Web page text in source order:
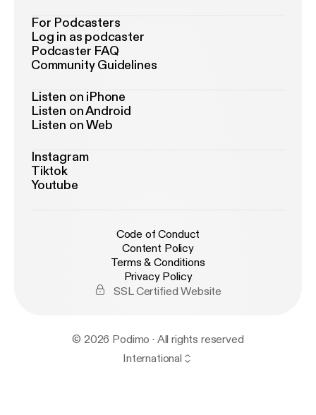
For Podcasters
Log in as podcaster
Podcaster FAQ
Community Guidelines
Listen on iPhone
Listen on Android
Listen on Web
Instagram
Tiktok
Youtube
Code of Conduct
Content Policy
Terms & Conditions
Privacy Policy
SSL Certified Website
© 2026 Podimo · All rights reserved
International